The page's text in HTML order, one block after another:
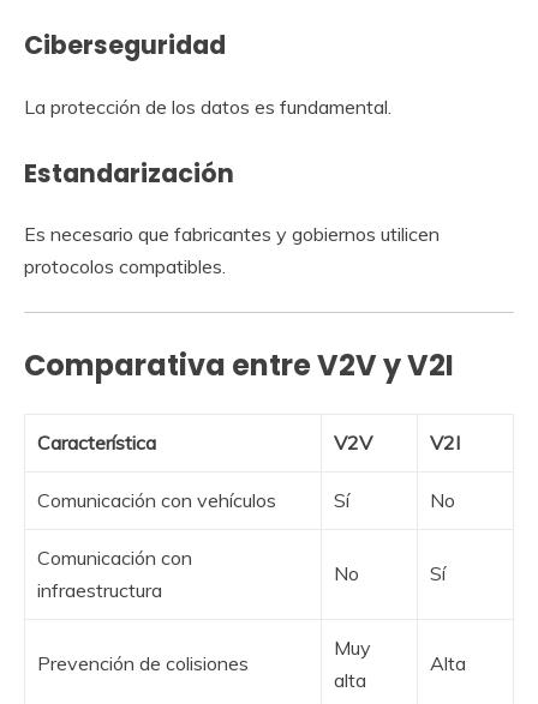
Ciberseguridad
La protección de los datos es fundamental.
Estandarización
Es necesario que fabricantes y gobiernos utilicen
protocolos compatibles.
Comparativa entre V2V y V2I
Característica V2V V2I
Comunicación con vehículos Sí No
Comunicación con
infraestructura
No Sí
Prevención de colisiones
Muy
alta
Alta